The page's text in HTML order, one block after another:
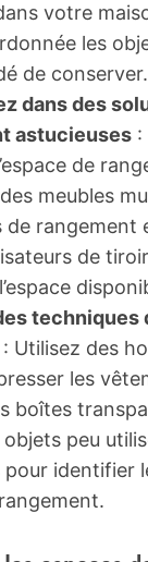
votre
les
de conserver.
dans des
astucieuses :
de
meubles
de rangement
de
techniques
: Utilisez des
les
boîtes
peu
identifier